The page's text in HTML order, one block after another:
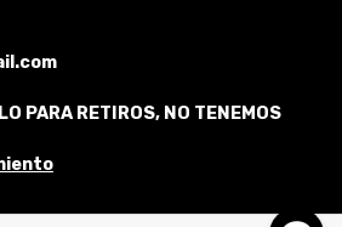
PARA RETIROS, NO TENEMOS